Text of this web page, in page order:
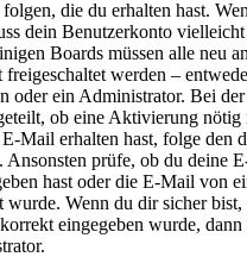
die du erhalten hast.
dein Benutzerkonto
Boards müssen alle neu
werden –
oder ein Administrator. Bei
ob eine Aktivierung nötig
Mail erhalten hast, folge den
Ansonsten prüfe, ob du deine
hast oder die E-Mail von
Wenn du dir sicher bist,
eingegeben wurde,